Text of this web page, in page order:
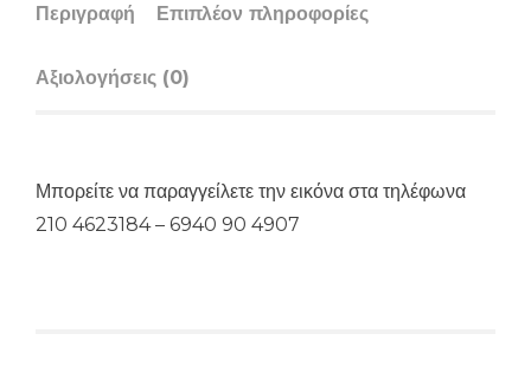
Περιγραφή Επιπλέον πληροφορίες
Αξιολογήσεις (0)
Μπορείτε να παραγγείλετε την εικόνα στα τηλέφωνα
210 4623184 – 6940 90 4907